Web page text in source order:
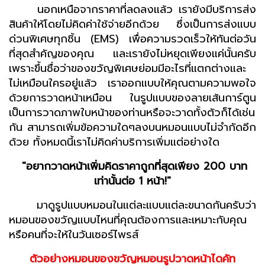
นอกเหนือจากราคาที่ลดลงแล้ว เรายังมีบริการส่ง
สินค้าให้โดยไม่คิดค่าใช้จ่ายอีกด้วย ซึ่งเป็นการส่งแบบ
ด่วนพิเศษทุกชิ้น (EMS) เพื่อความรวดเร็วให้ทันต่อวัน
ที่สุดสำคัญของคุณ และเรายังไม่หยุดเพียงแค่นั้นครับ
เพราะขึ้นชื่อว่าของขวัญพิเศษย่อมมีอะไรที่แตกต่างและ
ไม่เหมือนใครอยู่แล้ว เราออกแบบให้คุณตามความพอใจ
ด้วยการวาดหน้าเหมือน ในรูปแบบของลายเส้นการ์ตูน
เป็นการวาดภาพใบหน้าของท่านหรือจะวาดทั้งตัวก็ได้เช่น
กัน สามารถเพิ่มข้อความใดๆลงบนหมอนแบบไม่จำกัดอีก
ด้วย ทั้งหมดนี้เราไม่คิดค่าบริการเพิ่มแต่อย่างใด
"อยากวาดหน้าเพิ่มคิดราคาถูกที่สุดเพียง 200 บาท
เท่านั้นต่อ 1 หน้า!"
มาดูรูปแบบหมอนในแต่ละแบบแต่ละขนาดกันครับว่า
หมอนของขวัญแบบไหนที่คุณต้องการและเหมาะกับคุณ
หรือคนที่จะให้ในวันเซอร์ไพรส์
ตัวอย่างหมอนของขวัญหมอนรูปวาดหน้าไดคัท